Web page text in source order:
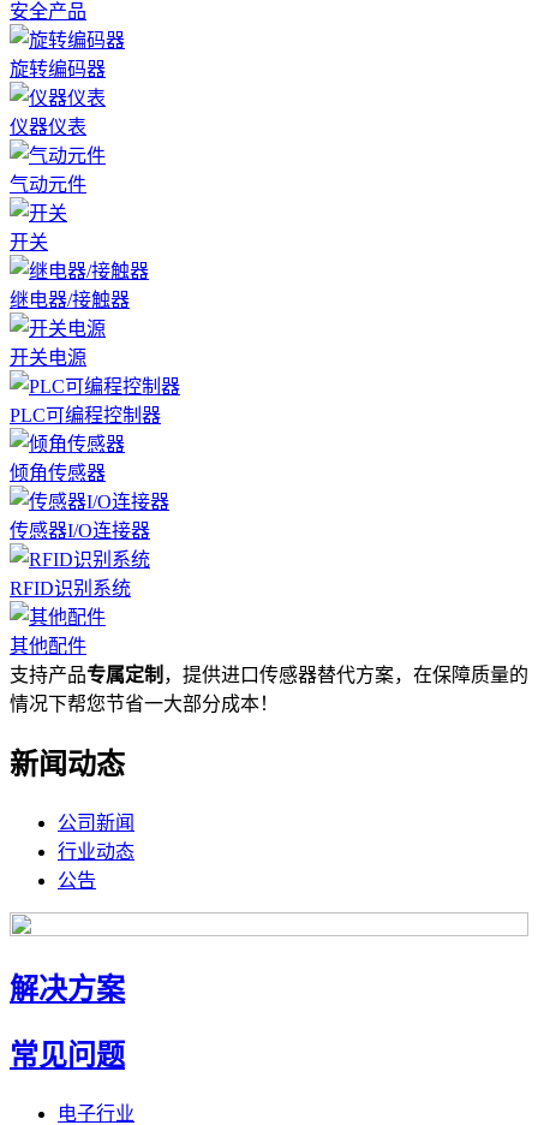
安全产品
旋转编码器
仪器仪表
气动元件
开关
继电器/接触器
开关电源
PLC可编程控制器
倾角传感器
传感器I/O连接器
RFID识别系统
其他配件
支持产品专属定制 ，提供进口传感器替代方案，在保障质量的
情况下帮您节省一大部分成本！
新闻动态
公司新闻
行业动态
公告
解决方案
常见问题
电子行业